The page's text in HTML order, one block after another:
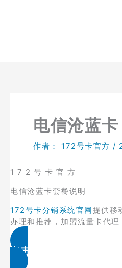
电信沧蓝
作者： 172号卡官方 /
1 7 2 号 卡 官 方
电信沧蓝卡套餐说明
172号卡分销系统官网提供移
办理和推荐，加盟流量卡代理
点击免费领取